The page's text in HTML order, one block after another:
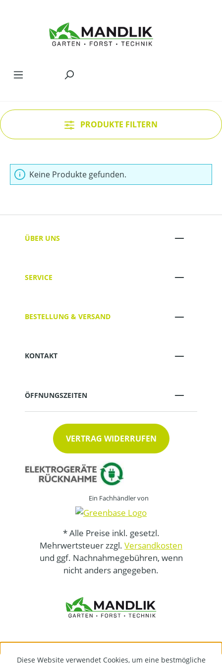
PRODUKTE FILTERN
Keine Produkte gefunden.
ÜBER UNS
SERVICE
BESTELLUNG & VERSAND
KONTAKT
ÖFFNUNGSZEITEN
VERTRAG WIDERRUFEN
Ein Fachhändler von
* Alle Preise inkl. gesetzl.
Mehrwertsteuer zzgl. Versandkosten
und ggf. Nachnahmegebühren, wenn
nicht anders angegeben.
Diese Website verwendet Cookies, um eine bestmögliche